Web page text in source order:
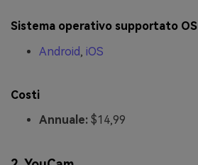
Sistema operativo supportato OS
Android, iOS
Costi
Annuale: $14,99